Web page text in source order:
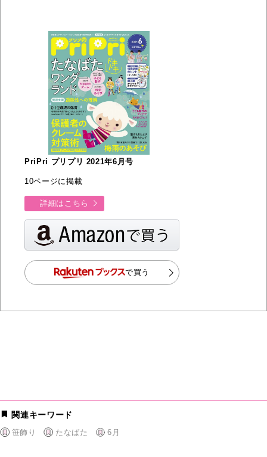
PriPri プリプリ 2021年6月号
10ページに掲載
詳細はこちら
で買う
関連キーワード
笹飾り たなばた 6月